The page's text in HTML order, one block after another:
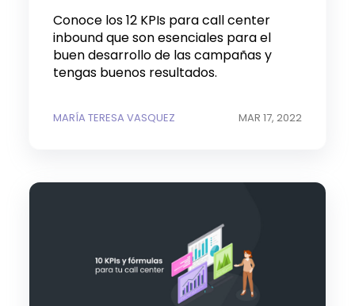
Conoce los 12 KPIs para call center
inbound que son esenciales para el
buen desarrollo de las campañas y
tengas buenos resultados.
MARÍA TERESA VASQUEZ MAR 17, 2022